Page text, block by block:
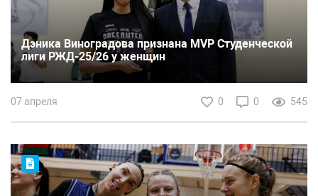
Дэника Виноградова признана MVP Студенческой
лиги РЖД-25/26 у женщин
07 апреля 0 0 545